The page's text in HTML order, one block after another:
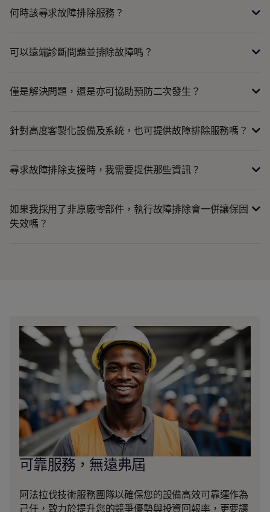
何時該尋求故障排除服務？
可以遠端診斷問題並排除故障嗎？
僅是解決問題，還是亦可協助預防二次發生？
針對高度客製化設備及系統，也可提供故障排除服務嗎？
尋求故障排除支援時，我需要提供那些資訊？
如果我採用了非原廠零部件，執行故障排除會一併讓保固
失效嗎？
可靠服務，無遠弗屆
阿法拉伐技術服務團隊以確保您的設備高效可靠運作為
己任，致力於提升您的競爭優勢與投資回報率，更要讓